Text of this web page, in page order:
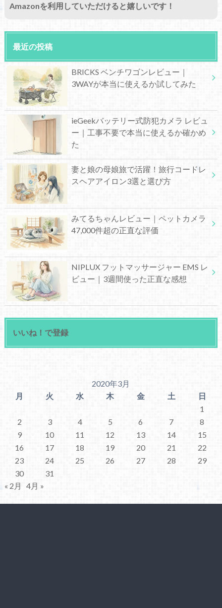
Amazonを利用していただけると嬉しいです！
最近の投稿
BRICKS ベンチワゴンレビュー｜
3WAYが本当に使えるか試してみた
ieGeekバッテリー式防犯カメラ レビュ
ー｜工事不要で本当に使えるか確かめ
た
妻と娘の母娘旅で活躍！旅行コードレ
スヘアアイロン3選と選び方
みてるちゃんレビュー｜ペットカメラ
47,000件超の正直な評価
NIPLUX フットマッサージャー EMS レ
ビュー｜3週間使った正直な感想
いいね！で登録
2020年3月
月
火 水 木 金 土
日
1
2
3 4 5 6 7
8
9
10 11 12 13 14
15
16
17 18 19 20 21
22
23
24 25 26 27 28
29
30
31
« 2月
4月 »